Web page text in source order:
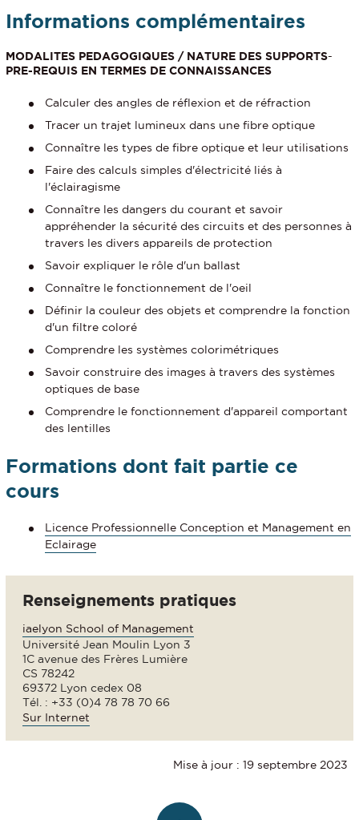
Informations complémentaires
MODALITES PEDAGOGIQUES / NATURE DES SUPPORTS-
PRE-REQUIS EN TERMES DE CONNAISSANCES
Calculer des angles de réflexion et de réfraction
Tracer un trajet lumineux dans une fibre optique
Connaître les types de fibre optique et leur utilisations
Faire des calculs simples d'électricité liés à
l'éclairagisme
Connaître les dangers du courant et savoir
appréhender la sécurité des circuits et des personnes à
travers les divers appareils de protection
Savoir expliquer le rôle d'un ballast
Connaître le fonctionnement de l'oeil
Définir la couleur des objets et comprendre la fonction
d'un filtre coloré
Comprendre les systèmes colorimétriques
Savoir construire des images à travers des systèmes
optiques de base
Comprendre le fonctionnement d'appareil comportant
des lentilles
Formations dont fait partie ce
cours
Licence Professionnelle Conception et Management en
Eclairage
Renseignements pratiques
iaelyon School of Management
Université Jean Moulin Lyon 3
1C avenue des Frères Lumière
CS 78242
69372 Lyon cedex 08
Tél. : +33 (0)4 78 78 70 66
Sur Internet
Mise à jour : 19 septembre 2023